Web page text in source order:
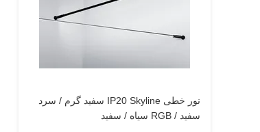
نور خطی IP20 Skyline سفید گرم / سرد
سفید / RGB سیاه / سفید